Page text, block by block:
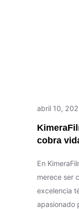
abril 10,
cobra
En
merece ser
excelencia
apasionado